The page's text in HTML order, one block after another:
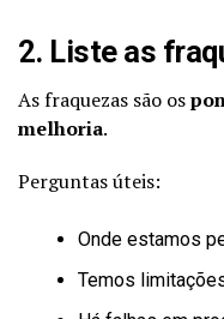
2. Liste as
As fraquezas são os
melhoria.
Perguntas úteis:
Onde estamos
Temos